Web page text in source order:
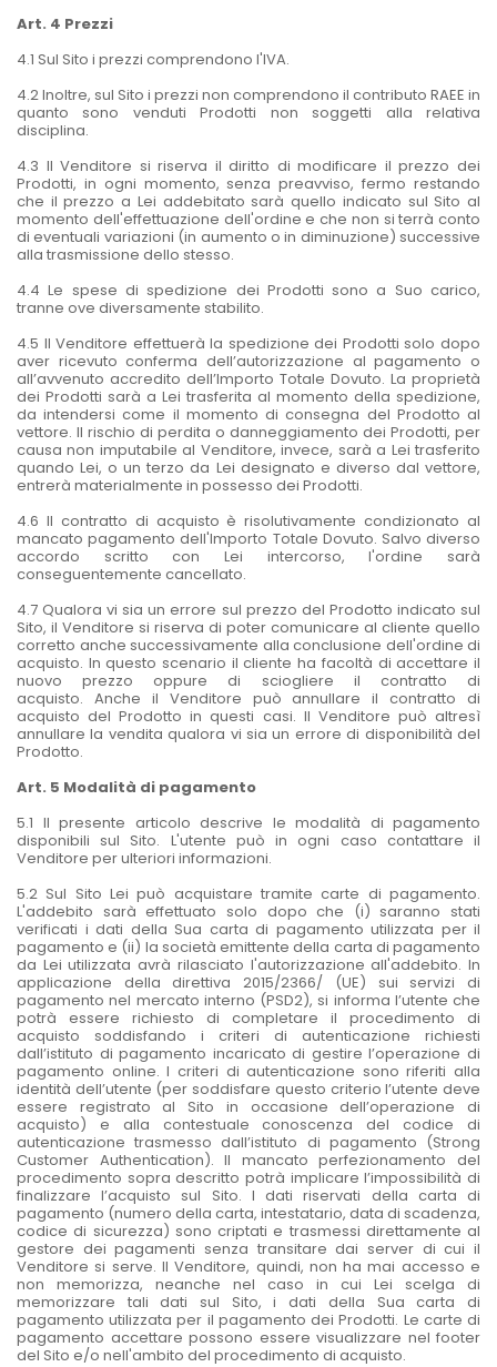
Art. 4 Prezzi
4.1 Sul Sito i prezzi comprendono l'IVA.
4.2 Inoltre, sul Sito i prezzi non comprendono il contributo RAEE in
quanto sono venduti Prodotti non soggetti alla relativa
disciplina.
4.3 Il Venditore si riserva il diritto di modificare il prezzo dei
Prodotti, in ogni momento, senza preavviso, fermo restando
che il prezzo a Lei addebitato sarà quello indicato sul Sito al
momento dell'effettuazione dell'ordine e che non si terrà conto
di eventuali variazioni (in aumento o in diminuzione) successive
alla trasmissione dello stesso.
4.4 Le spese di spedizione dei Prodotti sono a Suo carico,
tranne ove diversamente stabilito.
4.5 Il Venditore effettuerà la spedizione dei Prodotti solo dopo
aver ricevuto conferma dell’autorizzazione al pagamento o
all’avvenuto accredito dell’Importo Totale Dovuto. La proprietà
dei Prodotti sarà a Lei trasferita al momento della spedizione,
da intendersi come il momento di consegna del Prodotto al
vettore. Il rischio di perdita o danneggiamento dei Prodotti, per
causa non imputabile al Venditore, invece, sarà a Lei trasferito
quando Lei, o un terzo da Lei designato e diverso dal vettore,
entrerà materialmente in possesso dei Prodotti.
4.6 Il contratto di acquisto è risolutivamente condizionato al
mancato pagamento dell'Importo Totale Dovuto. Salvo diverso
accordo scritto con Lei intercorso, l'ordine sarà
conseguentemente cancellato.
4.7 Qualora vi sia un errore sul prezzo del Prodotto indicato sul
Sito, il Venditore si riserva di poter comunicare al cliente quello
corretto anche successivamente alla conclusione dell'ordine di
acquisto. In questo scenario il cliente ha facoltà di accettare il
nuovo prezzo oppure di sciogliere il contratto di
acquisto. Anche il Venditore può annullare il contratto di
acquisto del Prodotto in questi casi. Il Venditore può altresì
annullare la vendita qualora vi sia un errore di disponibilità del
Prodotto.
Art. 5 Modalità di pagamento
5.1 Il presente articolo descrive le modalità di pagamento
disponibili sul Sito. L'utente può in ogni caso contattare il
Venditore per ulteriori informazioni.
5.2 Sul Sito Lei può acquistare tramite carte di pagamento.
L'addebito sarà effettuato solo dopo che (i) saranno stati
verificati i dati della Sua carta di pagamento utilizzata per il
pagamento e (ii) la società emittente della carta di pagamento
da Lei utilizzata avrà rilasciato l'autorizzazione all'addebito. In
applicazione della direttiva 2015/2366/ (UE) sui servizi di
pagamento nel mercato interno (PSD2), si informa l’utente che
potrà essere richiesto di completare il procedimento di
acquisto soddisfando i criteri di autenticazione richiesti
dall’istituto di pagamento incaricato di gestire l’operazione di
pagamento online. I criteri di autenticazione sono riferiti alla
identità dell’utente (per soddisfare questo criterio l’utente deve
essere registrato al Sito in occasione dell’operazione di
acquisto) e alla contestuale conoscenza del codice di
autenticazione trasmesso dall’istituto di pagamento (Strong
Customer Authentication). Il mancato perfezionamento del
procedimento sopra descritto potrà implicare l’impossibilità di
finalizzare l’acquisto sul Sito. I dati riservati della carta di
pagamento (numero della carta, intestatario, data di scadenza,
codice di sicurezza) sono criptati e trasmessi direttamente al
gestore dei pagamenti senza transitare dai server di cui il
Venditore si serve. Il Venditore, quindi, non ha mai accesso e
non memorizza, neanche nel caso in cui Lei scelga di
memorizzare tali dati sul Sito, i dati della Sua carta di
pagamento utilizzata per il pagamento dei Prodotti. Le carte di
pagamento accettare possono essere visualizzare nel footer
del Sito e/o nell'ambito del procedimento di acquisto.